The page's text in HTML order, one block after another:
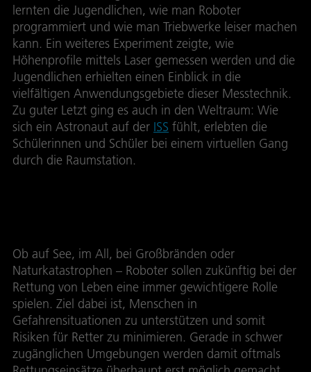
lernten die Jugendlichen, wie man Roboter
programmiert und wie man Triebwerke leiser machen
kann. Ein weiteres Experiment zeigte, wie
Höhenprofile mittels Laser gemessen werden und die
Jugendlichen erhielten einen Einblick in die
vielfältigen Anwendungsgebiete dieser Messtechnik.
Zu guter Letzt ging es auch in den Weltraum: Wie
sich ein Astronaut auf der ISS fühlt, erlebten die
Schülerinnen und Schüler bei einem virtuellen Gang
durch die Raumstation.
Ob auf See, im All, bei Großbränden oder
Naturkatastrophen – Roboter sollen zukünftig bei der
Rettung von Leben eine immer gewichtigere Rolle
spielen. Ziel dabei ist, Menschen in
Gefahrensituationen zu unterstützen und somit
Risiken für Retter zu minimieren. Gerade in schwer
zugänglichen Umgebungen werden damit oftmals